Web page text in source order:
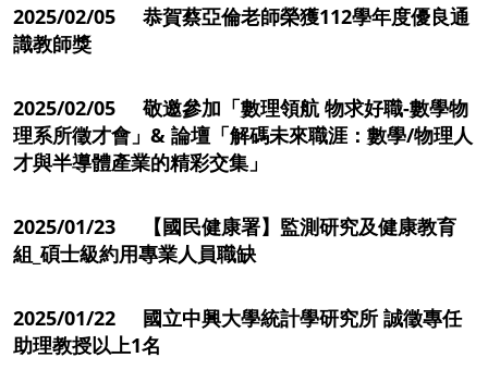
2025/02/05 恭賀蔡亞倫老師榮獲112學年度優良通
識教師獎
2025/02/05 敬邀參加「數理領航 物求好職-數學物
理系所徵才會」& 論壇「解碼未來職涯：數學/物理人
才與半導體產業的精彩交集」
2025/01/23 【國民健康署】監測研究及健康教育
組_碩士級約用專業人員職缺
2025/01/22 國立中興大學統計學研究所 誠徵專任
助理教授以上1名